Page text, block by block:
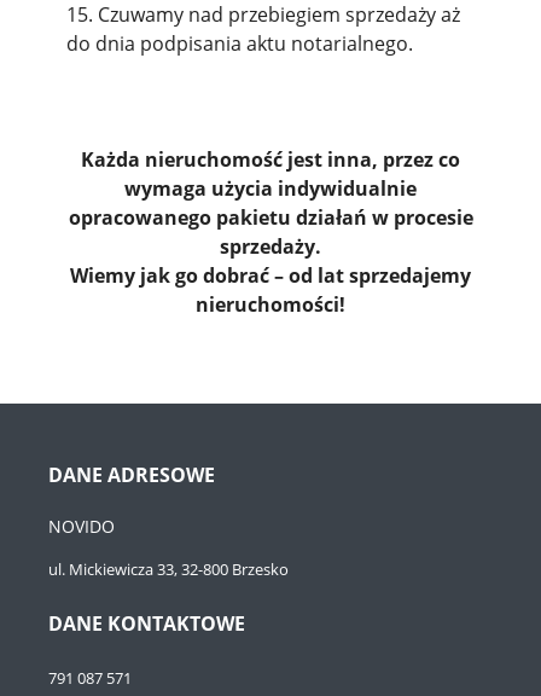
15. Czuwamy nad przebiegiem sprzedaży aż
do dnia podpisania aktu notarialnego.
Każda nieruchomość jest inna, przez co
wymaga użycia indywidualnie
opracowanego pakietu działań w procesie
sprzedaży.
Wiemy jak go dobrać – od lat sprzedajemy
nieruchomości!
DANE ADRESOWE
NOVIDO
ul. Mickiewicza 33, 32-800 Brzesko
DANE KONTAKTOWE
791 087 571